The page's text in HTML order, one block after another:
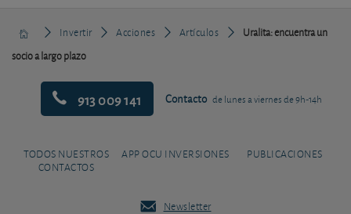
Invertir Acciones Artículos
Uralita: encuentra un
socio a largo plazo
913 009 141 Contacto de lunes a viernes de 9h-14h
TODOS NUESTROS
CONTACTOS
APP OCU INVERSIONES PUBLICACIONES
Newsletter